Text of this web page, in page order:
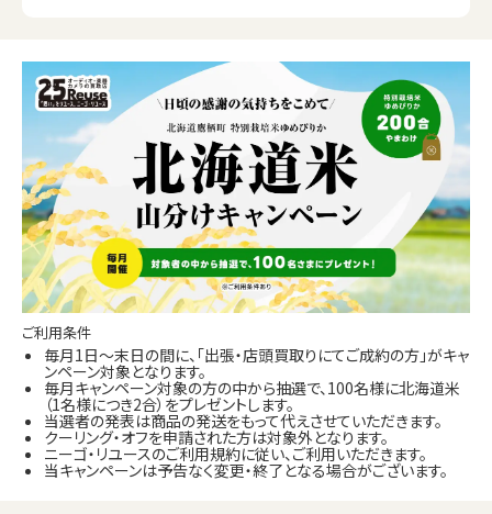
ご利用条件
毎月1日～末日の間に、「出張・店頭買取りにてご成約の方」がキャ
ンペーン対象となります。
毎月キャンペーン対象の方の中から抽選で、100名様に北海道米
（1名様につき2合）をプレゼントします。
当選者の発表は商品の発送をもって代えさせていただきます。
クーリング・オフを申請された方は対象外となります。
ニーゴ・リユースのご利用規約に従い、ご利用いただきます。
当キャンペーンは予告なく変更・終了となる場合がございます。